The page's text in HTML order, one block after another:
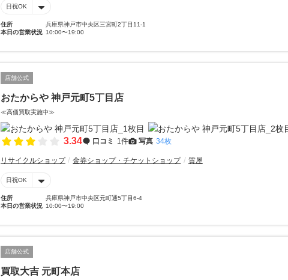
日祝OK
住所
兵庫県神戸市中央区三宮町2丁目11-1
本日の営業状況 10:00〜19:00
店舗公式
おたからや 神戸元町5丁目店
≪高価買取実施中≫
3.34 口コミ 1件 写真 34枚
リサイクルショップ 金券ショップ・チケットショップ 質屋
日祝OK
住所
兵庫県神戸市中央区元町通5丁目6-4
本日の営業状況 10:00〜19:00
店舗公式
買取大吉 元町本店